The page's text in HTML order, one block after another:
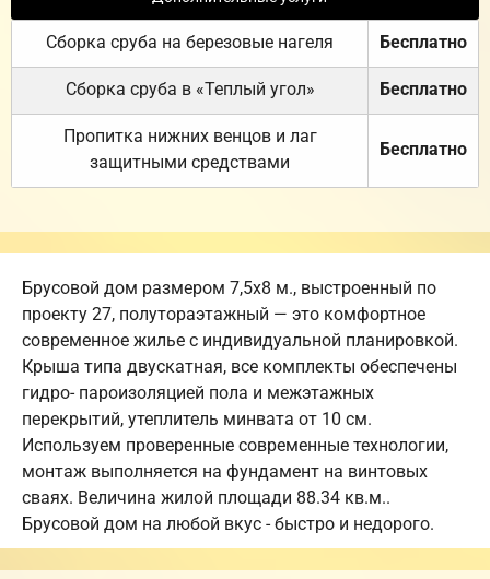
Сборка сруба на березовые нагеля Бесплатно
Сборка сруба в «Теплый угол» Бесплатно
Пропитка нижних венцов и лаг
защитными средствами
Бесплатно
Брусовой дом размером 7,5х8 м., выстроенный по
проекту 27, полутораэтажный — это комфортное
современное жилье с индивидуальной планировкой.
Крыша типа двускатная, все комплекты обеспечены
гидро- пароизоляцией пола и межэтажных
перекрытий, утеплитель минвата от 10 см.
Используем проверенные современные технологии,
монтаж выполняется на фундамент на винтовых
сваях. Величина жилой площади 88.34 кв.м..
Брусовой дом на любой вкус - быстро и недорого.